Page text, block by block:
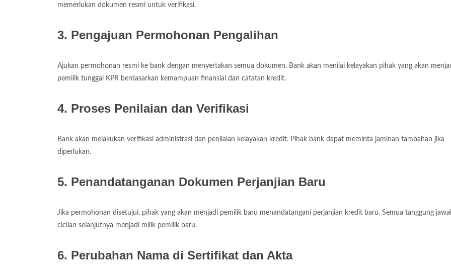
memerlukan dokumen resmi untuk verifikasi.
3. Pengajuan Permohonan Pengalihan
Ajukan permohonan resmi ke bank dengan menyertakan semua dokumen. Bank akan menilai kelayakan pihak yang akan
pemilik tunggal KPR berdasarkan kemampuan finansial dan catatan kredit.
4. Proses Penilaian dan Verifikasi
Bank akan melakukan verifikasi administrasi dan penilaian kelayakan kredit. Pihak bank dapat meminta jaminan tambahan jika
diperlukan.
5. Penandatanganan Dokumen Perjanjian Baru
Jika permohonan disetujui, pihak yang akan menjadi pemilik baru menandatangani perjanjian kredit baru. Semua tanggung
cicilan selanjutnya menjadi milik pemilik baru.
6. Perubahan Nama di Sertifikat dan Akta